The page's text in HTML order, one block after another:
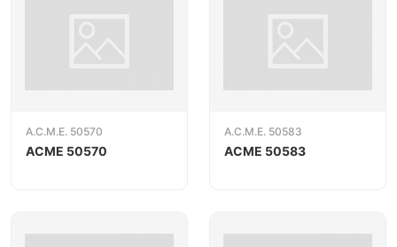
A.C.M.E. 50570
ACME 50570
A.C.M.E. 50583
ACME 50583